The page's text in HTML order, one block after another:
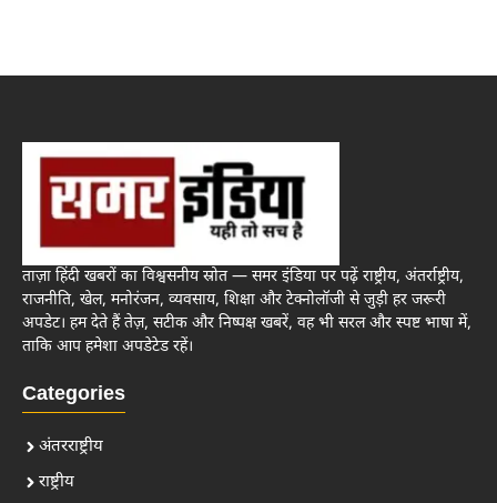
ताज़ा हिंदी खबरों का विश्वसनीय स्रोत — समर इंडिया पर पढ़ें राष्ट्रीय, अंतर्राष्ट्रीय,
राजनीति, खेल, मनोरंजन, व्यवसाय, शिक्षा और टेक्नोलॉजी से जुड़ी हर जरूरी
अपडेट। हम देते हैं तेज़, सटीक और निष्पक्ष खबरें, वह भी सरल और स्पष्ट भाषा में,
ताकि आप हमेशा अपडेटेड रहें।
Categories
अंतरराष्ट्रीय
राष्ट्रीय